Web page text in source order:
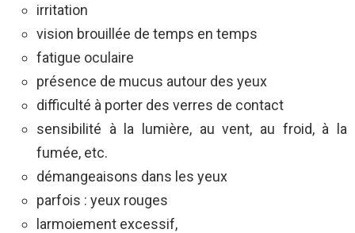
irritation
vision brouillée de temps en temps
fatigue oculaire
présence de mucus autour des yeux
difficulté à porter des verres de contact
sensibilité à la lumière, au vent, au froid, à la
fumée, etc.
démangeaisons dans les yeux
parfois : yeux rouges
larmoiement excessif,